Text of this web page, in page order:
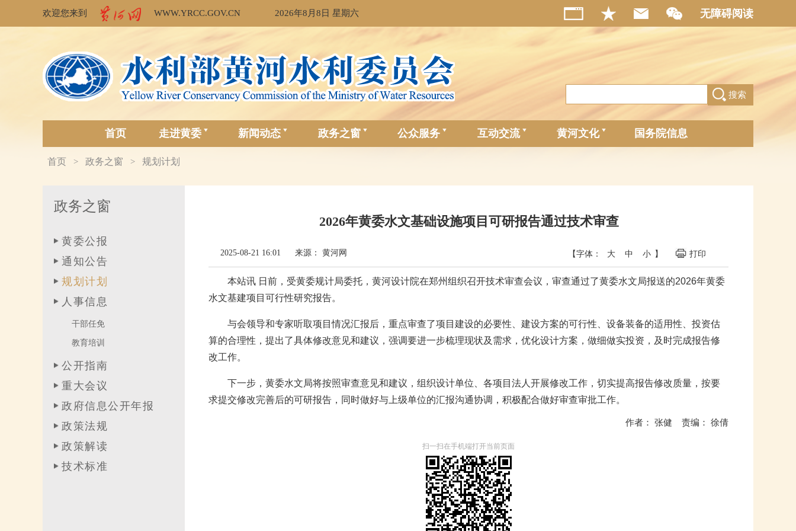
欢迎您来到 WWW.YRCC.GOV.CN 2026年8月8日 星期六 无障碍阅读
搜索
首页 走进黄委 新闻动态 政务之窗 公众服务 互动交流 黄河文化 国务院信息
首页 > 政务之窗 > 规划计划
政务之窗
黄委公报
通知公告
规划计划
人事信息
干部任免
教育培训
公开指南
重大会议
政府信息公开年报
政策法规
政策解读
技术标准
2026年黄委水文基础设施项目可研报告通过技术审查
【字体： 大 中 小 】 打印
2025-08-21 16:01 来源： 黄河网
本站讯 日前，受黄委规计局委托，黄河设计院在郑州组织召开技术审查会议，审查通过了黄委水文局报送的2026年黄委
水文基建项目可行性研究报告。
与会领导和专家听取项目情况汇报后，重点审查了项目建设的必要性、建设方案的可行性、设备装备的适用性、投资估
算的合理性，提出了具体修改意见和建议，强调要进一步梳理现状及需求，优化设计方案，做细做实投资，及时完成报告修
改工作。
下一步，黄委水文局将按照审查意见和建议，组织设计单位、各项目法人开展修改工作，切实提高报告修改质量，按要
求提交修改完善后的可研报告，同时做好与上级单位的汇报沟通协调，积极配合做好审查审批工作。
作者： 张健 责编： 徐倩
扫一扫在手机端打开当前页面